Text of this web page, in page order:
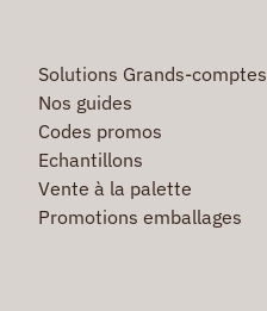
Solutions Grands-comptes
Nos guides
Codes promos
Echantillons
Vente à la palette
Promotions emballages